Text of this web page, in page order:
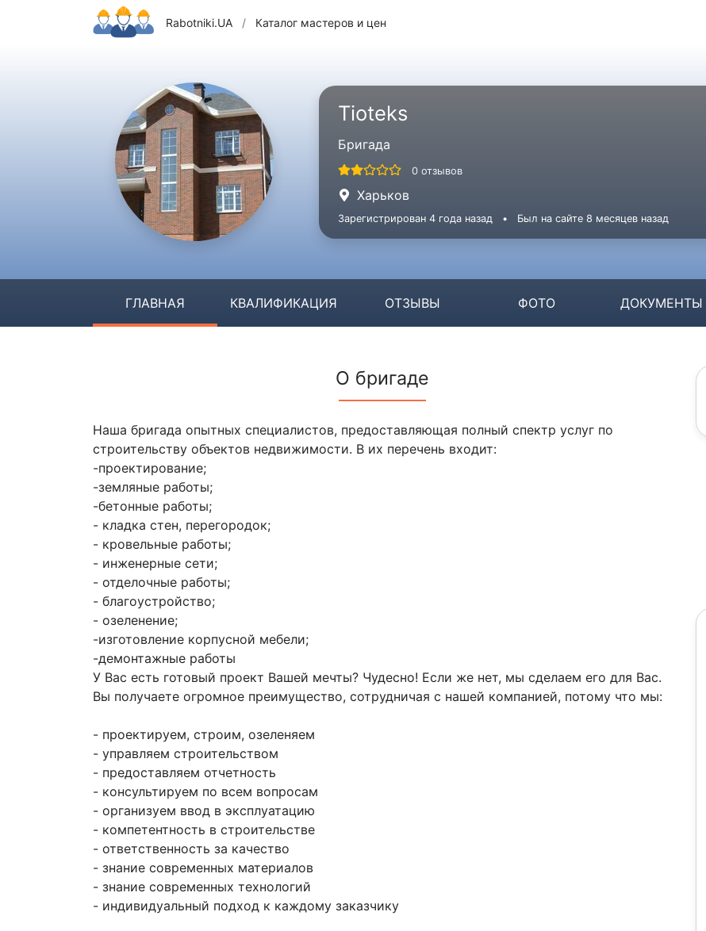
Rabotniki.UA / Каталог мастеров и цен
Tioteks
Бригада
0 отзывов
Харьков
Зарегистрирован 4 года назад • Был на сайте 8 месяцев назад
ГЛАВНАЯ КВАЛИФИКАЦИЯ ОТЗЫВЫ ФОТО ДОКУМЕНТЫ
О бригаде
Наша бригада опытных специалистов, предоставляющая полный спектр услуг по
строительству объектов недвижимости. В их перечень входит:
-проектирование;
-земляные работы;
-бетонные работы;
- кладка стен, перегородок;
- кровельные работы;
- инженерные сети;
- отделочные работы;
- благоустройство;
- озеленение;
-изготовление корпусной мебели;
-демонтажные работы
У Вас есть готовый проект Вашей мечты? Чудесно! Если же нет, мы сделаем его для Вас.
Вы получаете огромное преимущество, сотрудничая с нашей компанией, потому что мы:
- проектируем, строим, озеленяем
- управляем строительством
- предоставляем отчетность
- консультируем по всем вопросам
- организуем ввод в эксплуатацию
- компетентность в строительстве
- ответственность за качество
- знание современных материалов
- знание современных технологий
- индивидуальный подход к каждому заказчику